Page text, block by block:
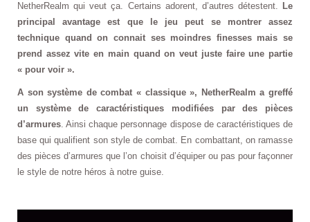
NetherRealm qui veut ça. Certains adorent, d’autres détestent. Le
principal avantage est que le jeu peut se montrer assez
technique quand on connait ses moindres finesses mais se
prend assez vite en main quand on veut juste faire une partie
« pour voir ».
A son système de combat « classique », NetherRealm a greffé
un système de caractéristiques modifiées par des pièces
d’armures. Ainsi chaque personnage dispose de caractéristiques de
base qui qualifient son style de combat. En combattant, on ramasse
des pièces d’armures que l’on choisit d’équiper ou pas pour façonner
le style de notre héros à notre guise.